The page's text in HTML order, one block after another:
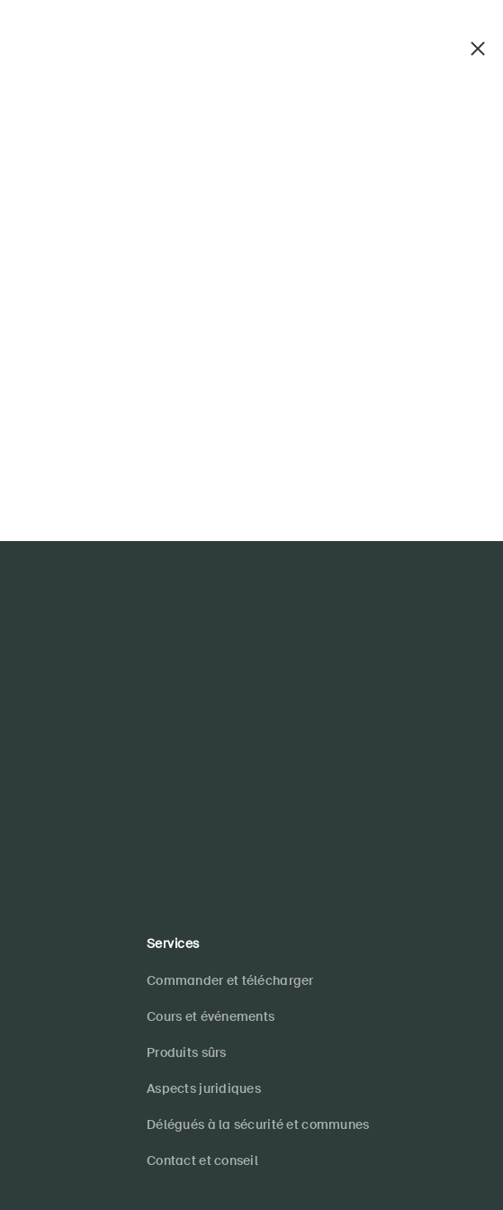
Services
Commander et télécharger
Cours et événements
Produits sûrs
Aspects juridiques
Délégués à la sécurité et communes
Contact et conseil